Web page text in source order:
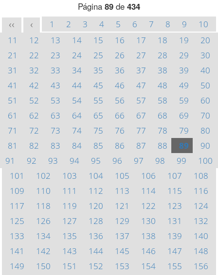
Página 89 de 434
<< < 1 2 3 4 5 6 7 8 9
10
11
12 13 14 15 16 17 18 19
20
21
22 23 24 25 26 27 28 29
30
31
32 33 34 35 36 37 38 39
40
41
42 43 44 45 46 47 48 49
50
51
52 53 54 55 56 57 58 59
60
61
62 63 64 65 66 67 68 69
70
71
72 73 74 75 76 77 78 79
80
81
82 83 84 85 86 87 88 89
90
91
92 93 94 95 96 97 98 99
100
101
102 103 104 105 106 107
108
109
110 111 112 113 114 115
116
117
118 119 120 121 122 123
124
125
126 127 128 129 130 131
132
133
134 135 136 137 138 139
140
141
142 143 144 145 146 147
148
149
150 151 152 153 154 155
156